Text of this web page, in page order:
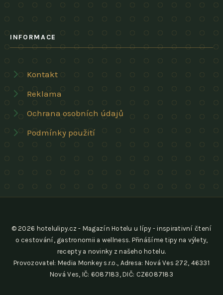
INFORMACE
Kontakt
Reklama
Ochrana osobních údajů
Podmínky použití
© 2026 hotelulipy.cz - Magazín Hotelu u lípy - inspirativní čtení
o cestování, gastronomii a wellness. Přinášíme tipy na výlety,
recepty a novinky z našeho hotelu.
Provozovatel: Media Monkey s.r.o., Adresa: Nová Ves 272, 46331
Nová Ves, IČ: 6087183, DIČ: CZ6087183